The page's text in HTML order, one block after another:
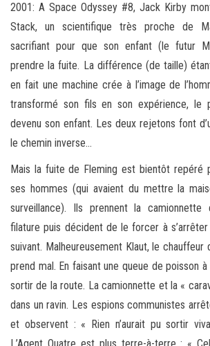
2001: A Space Odyssey #8, Jack Kirby
Stack, un scientifique très proche de
sacrifiant pour que son enfant (le futur
prendre la fuite. La différence (de taille)
en fait une machine crée à l’image de
transformé son fils en son expérience,
devenu son enfant. Les deux rejetons font
le chemin inverse…
Mais la fuite de Fleming est bientôt repéré
ses hommes (qui avaient du mettre la
surveillance). Ils prennent la
filature puis décident de le forcer à
suivant. Malheureusement Klaut, le chauffeur
prend mal. En faisant une queue de poisson
sortir de la route. La camionnette et la «
dans un ravin. Les espions communistes
et observent : « Rien n’aurait pu sortir